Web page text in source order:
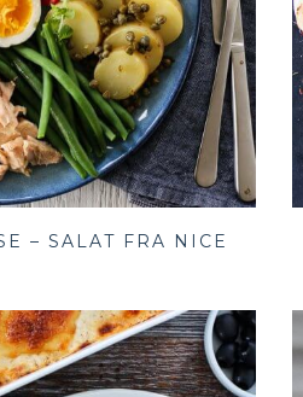
– SALAT FRA NICE